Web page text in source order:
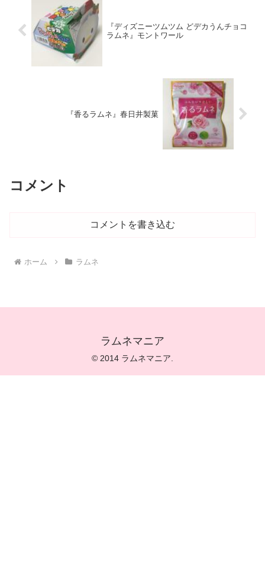
『ディズニーツムツム どデカうんチョコ
ラムネ』モントワール
『香るラムネ』春日井製菓
コメント
コメントを書き込む
ホーム ラムネ
ラムネマニア
© 2014 ラムネマニア.